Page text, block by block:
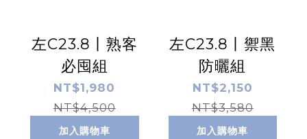
左C23.8丨熟客
必囤組
NT$1,980
NT$4,500
加入購物車
左C23.8丨禦黑
防曬組
NT$2,150
NT$3,580
加入購物車